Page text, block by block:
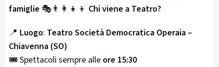
famiglie 🎭👨‍👩‍👧‍👦 Chi viene a Teatro?
📍 Luogo: Teatro Società Democratica Operaia –
Chiavenna (SO)
🎟️ Spettacoli sempre alle ore 15:30